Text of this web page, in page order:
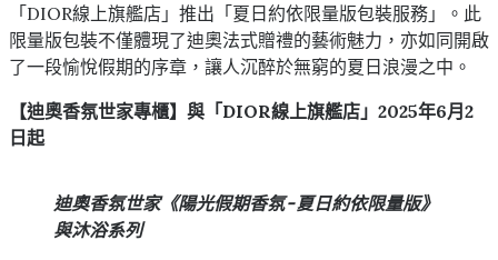
「DIOR線上旗艦店」推出「夏日約依限量版包裝服務」。此
限量版包裝不僅體現了迪奧法式贈禮的藝術魅力，亦如同開啟
了一段愉悅假期的序章，讓人沉醉於無窮的夏日浪漫之中。
【迪奧香氛世家專櫃】與「DIOR線上旗艦店」2025年6月2
日起
迪奧香氛世家《陽光假期香氛-夏日約依限量版》
與沐浴系列